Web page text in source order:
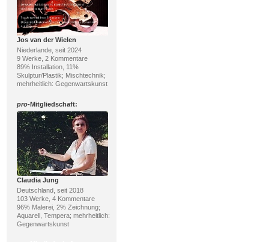
Jos van der Wielen
Niederlande, seit 2024
9 Werke, 2 Kommentare
89% Installation, 11%
Skulptur/Plastik; Mischtechnik;
mehrheitlich: Gegenwartskunst
pro-Mitgliedschaft:
Claudia Jung
Deutschland, seit 2018
103 Werke, 4 Kommentare
96% Malerei, 2% Zeichnung;
Aquarell, Tempera; mehrheitlich:
Gegenwartskunst